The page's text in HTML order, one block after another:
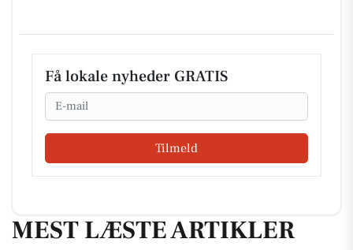
Få lokale nyheder GRATIS
Email
Tilmeld
MEST LÆSTE ARTIKLER